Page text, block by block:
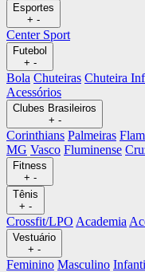
Esportes
+ -
Center Sport
Futebol
+ -
Bola Chuteiras Chuteira
Acessórios
Clubes Brasileiros
+ -
Corinthians Palmeiras
MG Vasco Fluminense
Fitness
+ -
Tênis
+ -
Crossfit/LPO Academia
Vestuário
+ -
Feminino Masculino